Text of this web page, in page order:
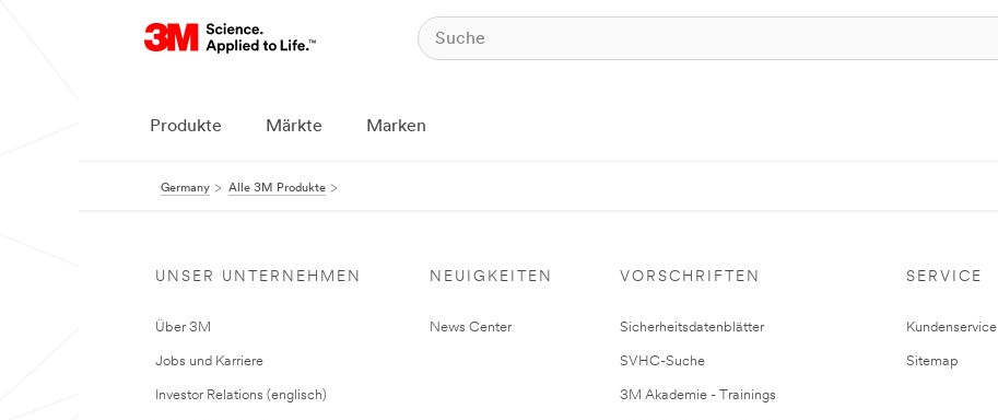
Produkte Märkte Marken
Germany Alle 3M Produkte
UNSER UNTERNEHMEN
Über 3M
Jobs und Karriere
Investor Relations (englisch)
NEUIGKEITEN
News Center
VORSCHRIFTEN
Sicherheitsdatenblätter
SVHC-Suche
3M Akademie - Trainings
SERVICE
Kundenservice
Sitemap